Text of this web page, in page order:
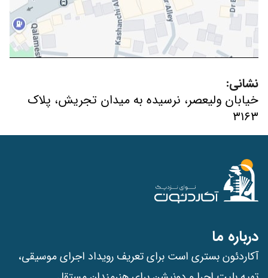
نشانی:
خیابان ولیعصر، نرسیده به میدان تجریش، پلاک
۳۱۶۳
درباره ما
آکاردئون بستری است برای تعریف رویداد اجرای موسیقی،